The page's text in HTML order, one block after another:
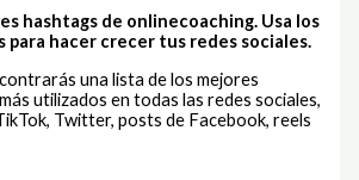
hashtags de onlinecoaching. Usa los
para hacer crecer tus redes sociales.
una lista de los mejores
utilizados en todas las redes sociales,
Twitter, posts de Facebook, reels